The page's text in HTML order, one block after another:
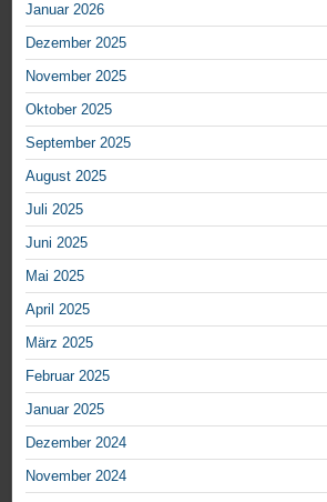
Januar 2026
Dezember 2025
November 2025
Oktober 2025
September 2025
August 2025
Juli 2025
Juni 2025
Mai 2025
April 2025
März 2025
Februar 2025
Januar 2025
Dezember 2024
November 2024